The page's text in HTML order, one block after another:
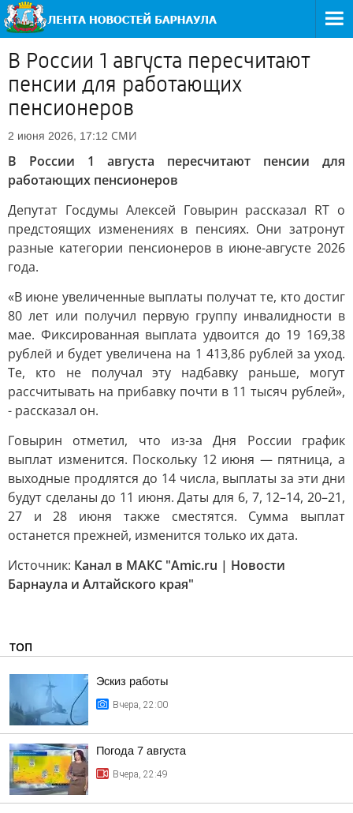
В России 1 августа пересчитают
пенсии для работающих
пенсионеров
2 июня 2026, 17:12 СМИ
В России 1 августа пересчитают пенсии для
работающих пенсионеров
Депутат Госдумы Алексей Говырин рассказал RT о
предстоящих изменениях в пенсиях. Они затронут
разные категории пенсионеров в июне-августе 2026
года.
«В июне увеличенные выплаты получат те, кто достиг
80 лет или получил первую группу инвалидности в
мае. Фиксированная выплата удвоится до 19 169,38
рублей и будет увеличена на 1 413,86 рублей за уход.
Те, кто не получал эту надбавку раньше, могут
рассчитывать на прибавку почти в 11 тысяч рублей»,
- рассказал он.
Говырин отметил, что из-за Дня России график
выплат изменится. Поскольку 12 июня — пятница, а
выходные продлятся до 14 числа, выплаты за эти дни
будут сделаны до 11 июня. Даты для 6, 7, 12–14, 20–21,
27 и 28 июня также сместятся. Сумма выплат
останется прежней, изменится только их дата.
Источник: Канал в МАКС "Amic.ru | Новости
Барнаула и Алтайского края"
ТОП
Эскиз работы
Вчера, 22:00
Погода 7 августа
Вчера, 22:49